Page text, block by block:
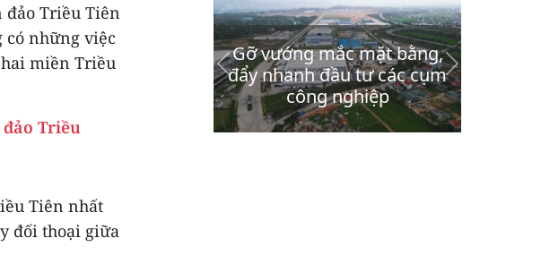
đảo Triều Tiên
có những việc
miền Triều
Triều
Tiên nhất
đối thoại giữa